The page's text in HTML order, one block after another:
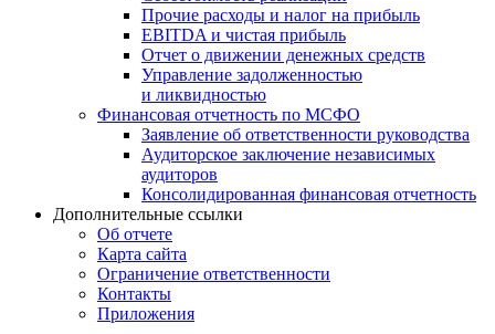
Прочие расходы и налог на прибыль
EBITDA и чистая прибыль
Отчет о движении денежных средств
Управление задолженностью
и ликвидностью
Финансовая отчетность по МСФО
Заявление об ответственности руководства
Аудиторское заключение независимых
аудиторов
Консолидированная финансовая отчетность
Дополнительные ссылки
Об отчете
Карта сайта
Ограничение ответственности
Контакты
Приложения